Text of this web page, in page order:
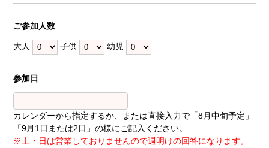
ご参加人数
大人 子供 幼児
参加日
カレンダーから指定するか、または直接入力で「8月中旬予定」
「9月1日または2日」の様にご記入ください。
※土・日は営業しておりませんので週明けの回答になります。